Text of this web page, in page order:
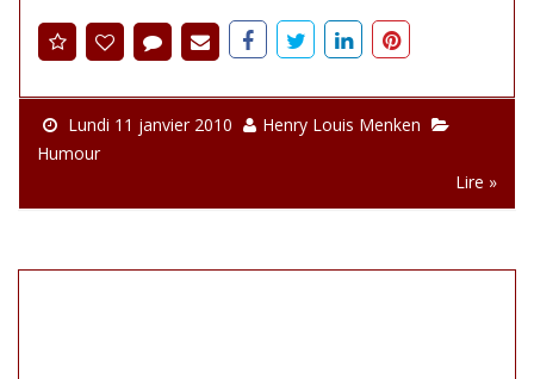
Lundi 11 janvier 2010
Henry Louis Menken
Humour
Lire »